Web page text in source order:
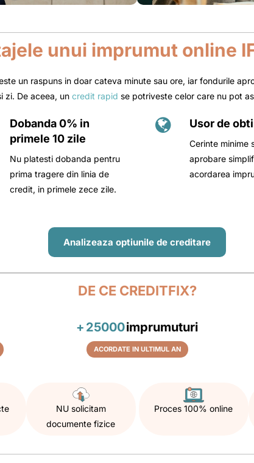
unui imprumut online
un raspuns in doar cateva minute sau ore, iar fondurile
zi. De aceea, un credit rapid se potriveste celor care nu pot
Dobanda 0% in
primele 10 zile
Nu platesti dobanda pentru
prima tragere din linia de
credit, in primele zece zile.
Usor de
Cerinte minime
aprobare
acordarea
Analizeaza optiunile de creditare
DE CE CREDITFIX?
+ 25000imprumuturi
ACORDATE IN ULTIMUL AN
NU solicitam
documente fizice
Proces 100% online